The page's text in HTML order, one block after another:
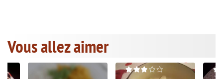
Vous allez aimer